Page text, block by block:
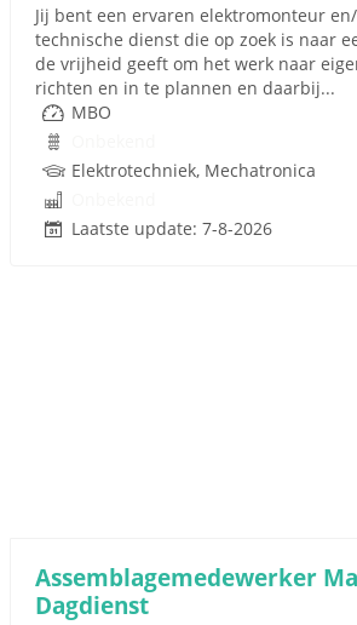
Jij bent een ervaren elektromonteur
technische dienst die op zoek is naar
de vrijheid geeft om het werk naar
richten en in te plannen en daarbij...
MBO
Elektrotechniek, Mechatronica
Laatste update: 7-8-2026
Assemblagemedewerker
Dagdienst